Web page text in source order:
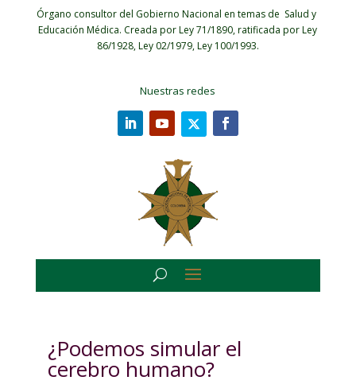
Órgano consultor del Gobierno Nacional en temas de Salud y
Educación Médica. Creada por Ley 71/1890, ratificada por Ley
86/1928, Ley 02/1979, Ley 100/1993.
Nuestras redes
¿Podemos simular el
cerebro humano?